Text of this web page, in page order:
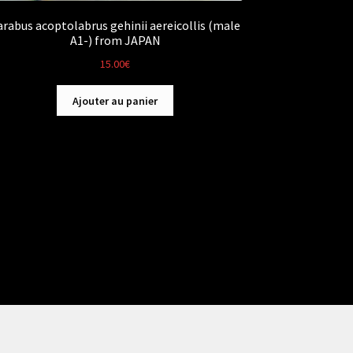
acoptolabrus gehinii aereicollis (male
A1-) from JAPAN
15.00€
Ajouter au panier